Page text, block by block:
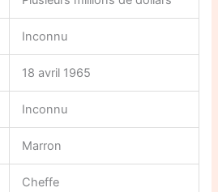
Inconnu
18 avril 1965
Inconnu
Marron
Cheffe